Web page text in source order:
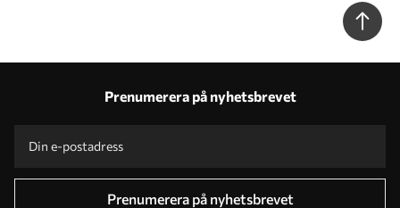
Prenumerera på nyhetsbrevet
Prenumerera på nyhetsbrevet